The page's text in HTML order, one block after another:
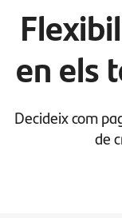
en els
Decideix com
de